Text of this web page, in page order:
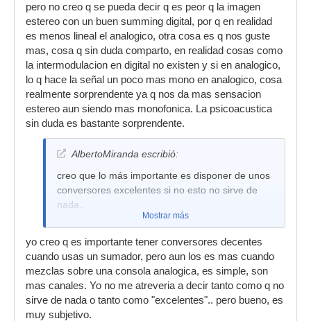
pero no creo q se pueda decir q es peor q la imagen
estereo con un buen summing digital, por q en realidad
es menos lineal el analogico, otra cosa es q nos guste
mas, cosa q sin duda comparto, en realidad cosas como
la intermodulacion en digital no existen y si en analogico,
lo q hace la señal un poco mas mono en analogico, cosa
realmente sorprendente ya q nos da mas sensacion
estereo aun siendo mas monofonica. La psicoacustica
sin duda es bastante sorprendente.
AlbertoMiranda escribió:
creo que lo más importante es disponer de unos
conversores excelentes si no esto no sirve de
nada..
Mostrar más
yo creo q es importante tener conversores decentes
cuando usas un sumador, pero aun los es mas cuando
mezclas sobre una consola analogica, es simple, son
mas canales. Yo no me atreveria a decir tanto como q no
sirve de nada o tanto como "excelentes".. pero bueno, es
muy subjetivo.